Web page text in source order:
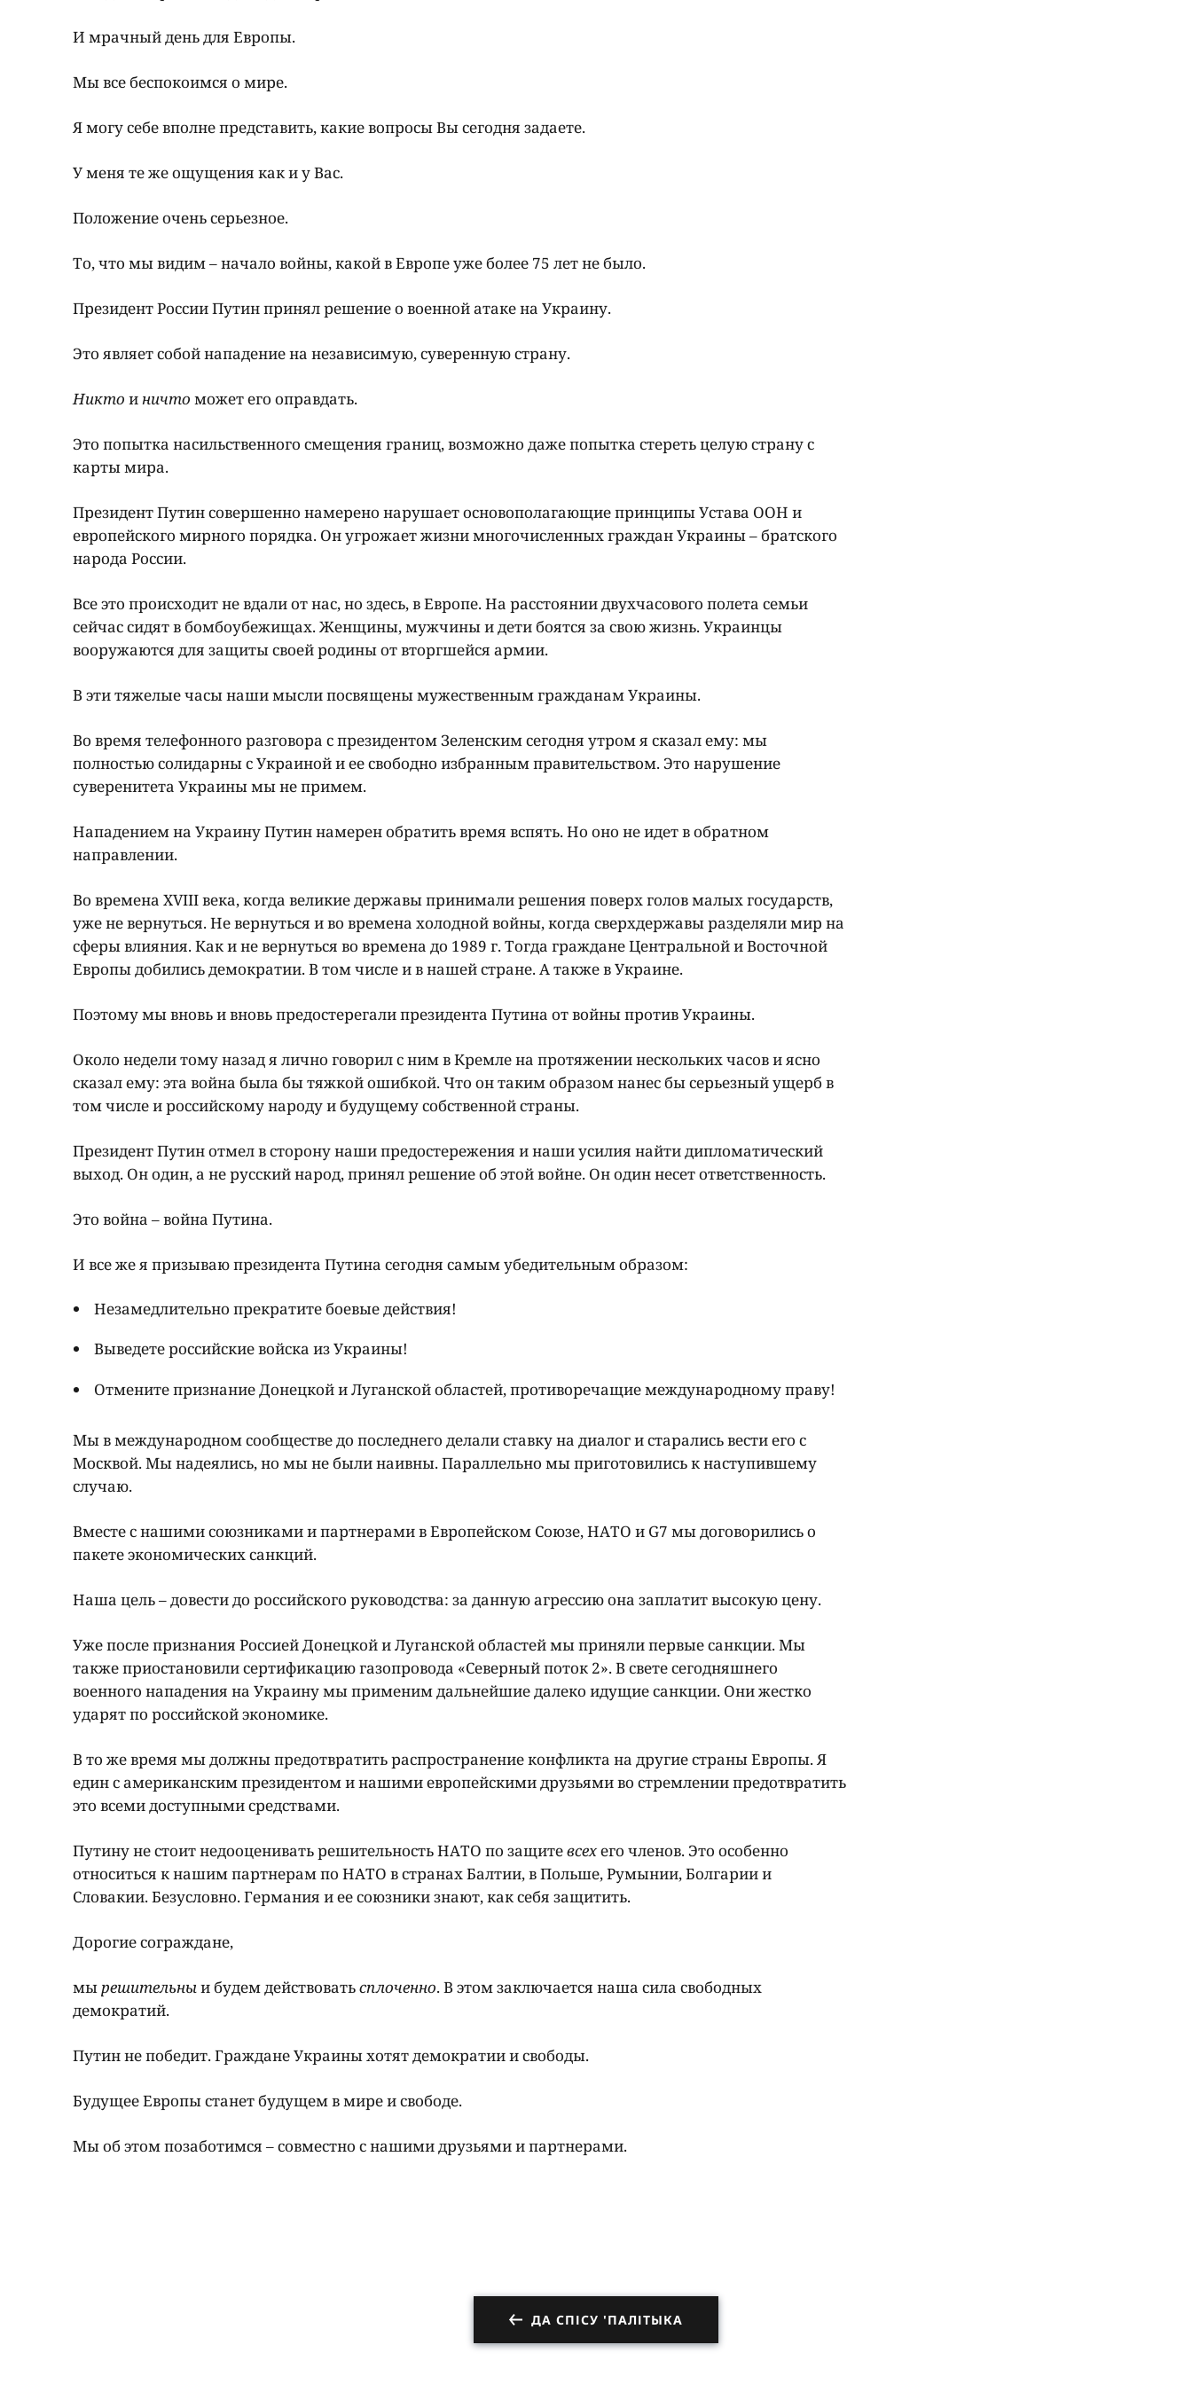
И мрачный день для Европы.
Мы все беспокоимся о мире.
Я могу себе вполне представить, какие вопросы Вы сегодня задаете.
У меня те же ощущения как и у Вас.
Положение очень серьезное.
То, что мы видим – начало войны, какой в Европе уже более 75 лет не было.
Президент России Путин принял решение о военной атаке на Украину.
Это являет собой нападение на независимую, суверенную страну.
Никто иничто может его оправдать.
Это попытка насильственного смещения границ, возможно даже попытка стереть целую страну с
карты мира.
Президент Путин совершенно намерено нарушает основополагающие принципы Устава ООН и
европейского мирного порядка. Он угрожает жизни многочисленных граждан Украины – братского
народа России.
Все это происходит не вдали от нас, но здесь, в Европе. На расстоянии двухчасового полета семьи
сейчас сидят в бомбоубежищах. Женщины, мужчины и дети боятся за свою жизнь. Украинцы
вооружаются для защиты своей родины от вторгшейся армии.
В эти тяжелые часы наши мысли посвящены мужественным гражданам Украины.
Во время телефонного разговора с президентом Зеленским сегодня утром я сказал ему: мы
полностью солидарны с Украиной и ее свободно избранным правительством. Это нарушение
суверенитета Украины мы не примем.
Нападением на Украину Путин намерен обратить время вспять. Но оно не идет в обратном
направлении.
Во времена XVIII века, когда великие державы принимали решения поверх голов малых государств,
уже не вернуться. Не вернуться и во времена холодной войны, когда сверхдержавы разделяли мир на
сферы влияния. Как и не вернуться во времена до 1989 г. Тогда граждане Центральной и Восточной
Европы добились демократии. В том числе и в нашей стране. А также в Украине.
Поэтому мы вновь и вновь предостерегали президента Путина от войны против Украины.
Около недели тому назад я лично говорил с ним в Кремле на протяжении нескольких часов и ясно
сказал ему: эта война была бы тяжкой ошибкой. Что он таким образом нанес бы серьезный ущерб в
том числе и российскому народу и будущему собственной страны.
Президент Путин отмел в сторону наши предостережения и наши усилия найти дипломатический
выход. Он один, а не русский народ, принял решение об этой войне. Он один несет ответственность.
Это война – война Путина.
И все же я призываю президента Путина сегодня самым убедительным образом:
Незамедлительно прекратите боевые действия!
Выведете российские войска из Украины!
Отмените признание Донецкой и Луганской областей, противоречащие международному праву!
Мы в международном сообществе до последнего делали ставку на диалог и старались вести его с
Москвой. Мы надеялись, но мы не были наивны. Параллельно мы приготовились к наступившему
случаю.
Вместе с нашими союзниками и партнерами в Европейском Союзе, НАТО и G7 мы договорились о
пакете экономических санкций.
Наша цель – довести до российского руководства: за данную агрессию она заплатит высокую цену.
Уже после признания Россией Донецкой и Луганской областей мы приняли первые санкции. Мы
также приостановили сертификацию газопровода «Северный поток 2». В свете сегодняшнего
военного нападения на Украину мы применим дальнейшие далеко идущие санкции. Они жестко
ударят по российской экономике.
В то же время мы должны предотвратить распространение конфликта на другие страны Европы. Я
един с американским президентом и нашими европейскими друзьями во стремлении предотвратить
это всеми доступными средствами.
Путину не стоит недооценивать решительность НАТО по защитевсехего членов. Это особенно
относиться к нашим партнерам по НАТО в странах Балтии, в Польше, Румынии, Болгарии и
Словакии. Безусловно. Германия и ее союзники знают, как себя защитить.
Дорогие сограждане,
мы решительны и будем действоватьсплоченно. В этом заключается наша сила свободных
демократий.
Путин не победит. Граждане Украины хотят демократии и свободы.
Будущее Европы станет будущем в мире и свободе.
Мы об этом позаботимся – совместно с нашими друзьями и партнерами.
ДА СПІСУ 'ПАЛІТЫКА